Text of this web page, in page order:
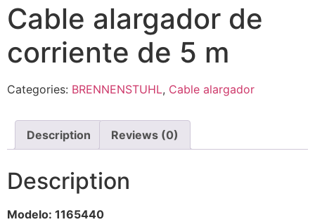
Cable alargador de
corriente de 5 m
Categories: BRENNENSTUHL, Cable alargador
Description Reviews (0)
Description
Modelo: 1165440